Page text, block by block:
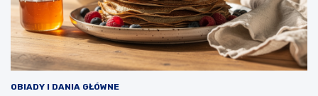
OBIADY I DANIA GŁÓWNE